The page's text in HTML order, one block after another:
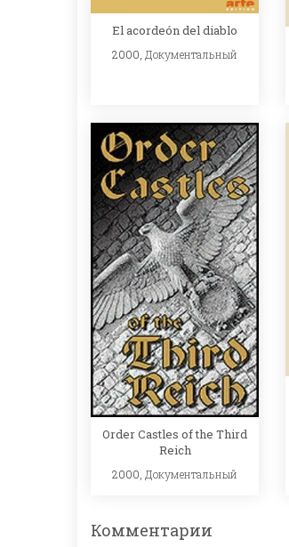
El acordeón del diablo
2000, Документальный
Order Castles of the Third
Reich
2000, Документальный
Комментарии